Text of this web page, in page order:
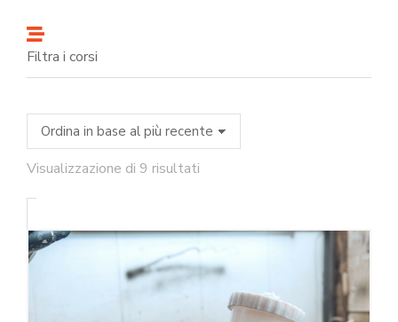
Filtra i corsi
Visualizzazione di 9 risultati